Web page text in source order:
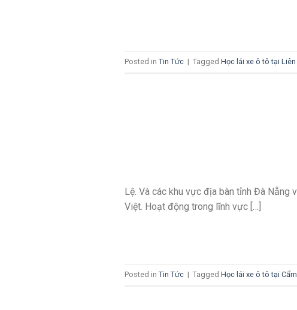
Posted in Tin Tức | Tagged Học lái xe ô tô tại Liên
Lệ. Và các khu vực địa bàn tỉnh Đà Nẵng
Việt. Hoạt động trong lĩnh vực […]
Posted in Tin Tức | Tagged Học lái xe ô tô tại